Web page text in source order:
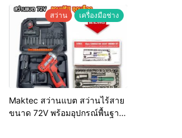
สว่าน เครื่องมือช่าง
Maktec สว่านแบต สว่านไร้สาย
ขนาด 72V พร้อมอุปกรณ์พื้นฐาน